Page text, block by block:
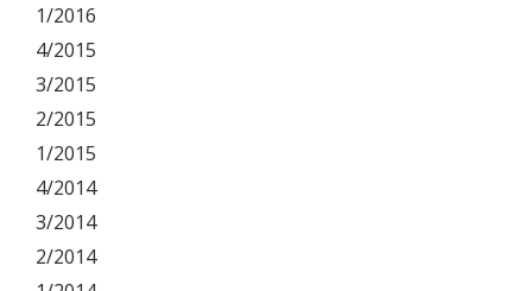
1/2016
4/2015
3/2015
2/2015
1/2015
4/2014
3/2014
2/2014